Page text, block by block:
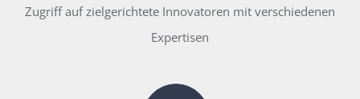
Zugriff auf zielgerichtete Innovatoren mit verschiedenen
Expertisen